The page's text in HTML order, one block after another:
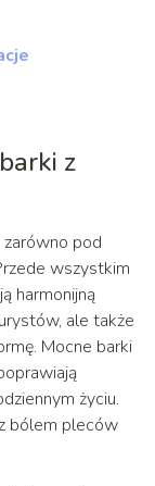
z
pod
wszystkim
harmonijną
ale także
Mocne barki
życiu.
bólem pleców